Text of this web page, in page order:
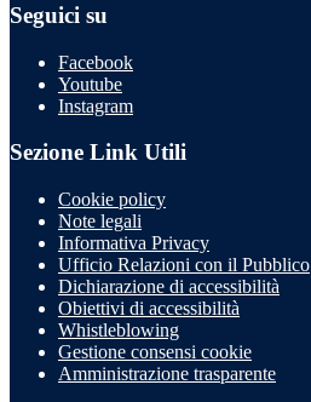
Seguici su
Facebook
Youtube
Instagram
Sezione Link Utili
Cookie policy
Note legali
Informativa Privacy
Ufficio Relazioni con il Pubblico
Dichiarazione di accessibilità
Obiettivi di accessibilità
Whistleblowing
Gestione consensi cookie
Amministrazione trasparente